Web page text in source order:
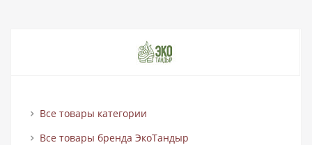
Все товары категории
Все товары бренда ЭкоТандыр